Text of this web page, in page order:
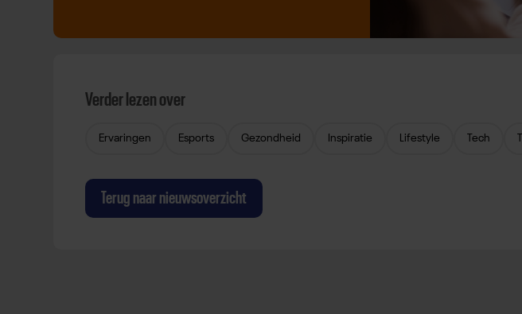
Verder lezen over
Ervaringen Esports Gezondheid Inspiratie Lifestyle Tech
Terug naar nieuwsoverzicht